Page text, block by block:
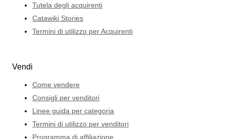
Tutela degli acquirenti
Catawiki Stories
Termini di utilizzo per Acquirenti
Vendi
Come vendere
Consigli per venditori
Linee guida per categoria
Termini di utilizzo per venditori
Programma di affiliazione